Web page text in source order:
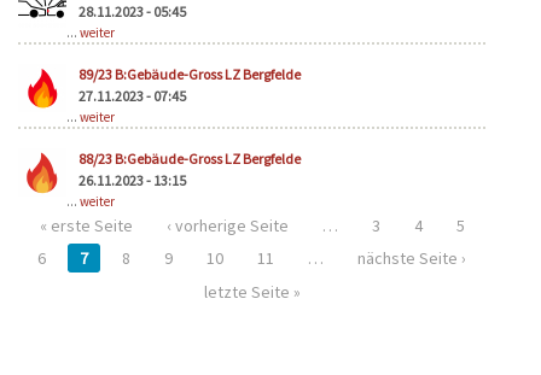
28.11.2023 - 05:45
... weiter
89/23 B:Gebäude-Gross LZ Bergfelde
27.11.2023 - 07:45
... weiter
88/23 B:Gebäude-Gross LZ Bergfelde
26.11.2023 - 13:15
... weiter
« erste Seite ‹ vorherige Seite … 3 4
5
6
7 8 9 10 11 …
nächste Seite ›
letzte Seite »